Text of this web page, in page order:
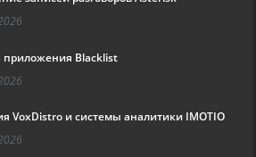
приложения Blacklist
VoxDistro и системы аналитики IMOTIO